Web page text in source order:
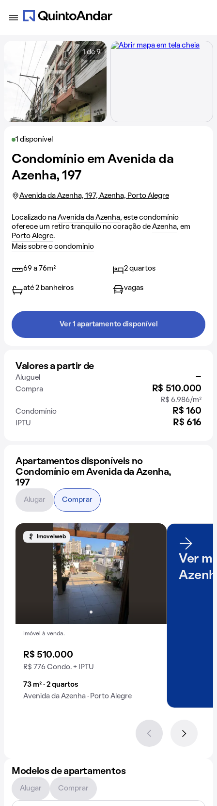
1 disponível
Condomínio em Avenida da
Azenha, 197
Avenida da Azenha, 197, Azenha, Porto Alegre
Localizado na Avenida da Azenha, este condomínio
oferece um retiro tranquilo no coração de Azenha, em
Porto Alegre.
Mais sobre o condomínio
69 a 76m² 2 quartos
até 2 banheiros vagas
Ver 1 apartamento disponível
Valores a partir de
Aluguel -
Compra R$ 510.000
R$ 6.986/m²
Condomínio
R$ 160
IPTU R$ 616
1 de 9
Apartamentos disponíveis no
Condomínio em Avenida da Azenha,
197
Imovelweb
Imóvel à venda.
R$ 510.000
R$ 776 Condo. + IPTU
73 m² · 2 quartos
Avenida da Azenha · Porto Alegre
Ver
Alugar Comprar
Modelos de apartamentos
Alugar Comprar